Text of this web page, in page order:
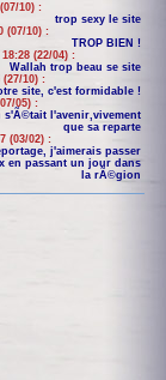
10) :
trop sexy le site
(07/10) :
TROP BIEN !
(22/04) :
Wallah trop beau se site
(27/10) :
site, c'est formidable !
05) :
s'Ã©tait l'avenir,vivement
que sa reparte
(03/02) :
j'aimerais passer
en passant un jour dans
la rÃ©gion